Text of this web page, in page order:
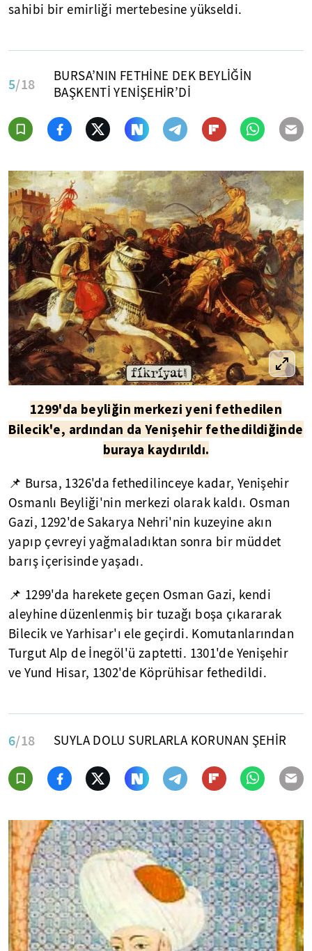
sahibi bir emirliği mertebesine yükseldi.
5/18
BURSA’NIN FETHİNE DEK BEYLİĞİN
BAŞKENTİ YENİŞEHİR’Dİ
1299'da beyliğin merkezi yeni fethedilen
Bilecik'e, ardından da Yenişehir fethedildiğinde
buraya kaydırıldı.
📌 Bursa, 1326'da fethedilinceye kadar, Yenişehir
Osmanlı Beyliği'nin merkezi olarak kaldı. Osman
Gazi, 1292'de Sakarya Nehri'nin kuzeyine akın
yapıp çevreyi yağmaladıktan sonra bir müddet
barış içerisinde yaşadı.
📌 1299'da harekete geçen Osman Gazi, kendi
aleyhine düzenlenmiş bir tuzağı boşa çıkararak
Bilecik ve Yarhisar'ı ele geçirdi. Komutanlarından
Turgut Alp de İnegöl'ü zaptetti. 1301'de Yenişehir
ve Yund Hisar, 1302'de Köprühisar fethedildi.
6/18 SUYLA DOLU SURLARLA KORUNAN ŞEHİR